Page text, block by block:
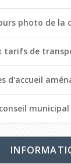
photo de la
tarifs de
d'accueil
municipal